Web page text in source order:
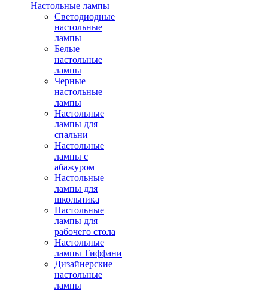
Настольные лампы
Светодиодные
настольные
лампы
Белые
настольные
лампы
Черные
настольные
лампы
Настольные
лампы для
спальни
Настольные
лампы с
абажуром
Настольные
лампы для
школьника
Настольные
лампы для
рабочего стола
Настольные
лампы Тиффани
Дизайнерские
настольные
лампы